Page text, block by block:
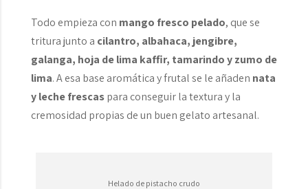
Todo empieza con mango fresco pelado, que se
tritura junto a cilantro, albahaca, jengibre,
galanga, hoja de lima kaffir, tamarindo y zumo de
lima. A esa base aromática y frutal se le añaden nata
y leche frescaspara conseguir la textura y la
cremosidad propias de un buen gelato artesanal.
Helado de pistacho crudo